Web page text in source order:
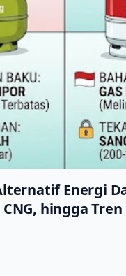
Energi
CNG, hingga